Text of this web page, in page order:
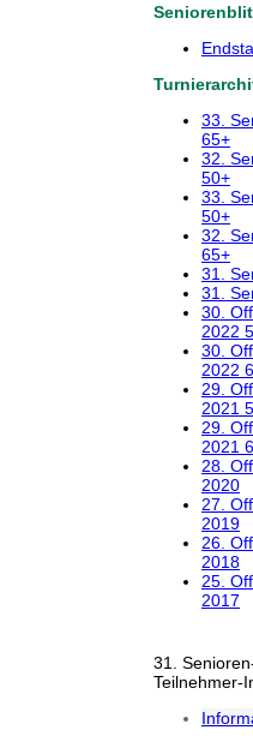
33.
65+
32.
50+
33.
50+
32.
65+
31.
31.
30.
2022
30.
2022
29.
2021
29.
2021
28.
2020
27.
2019
26.
2018
25.
2017
31.
Teilnehmer-